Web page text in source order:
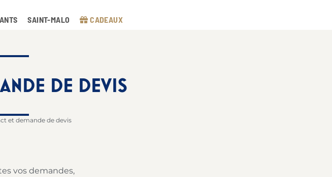
SAINT-MALO CADEAUX
DE DEVIS
et demande de devis
vos demandes,